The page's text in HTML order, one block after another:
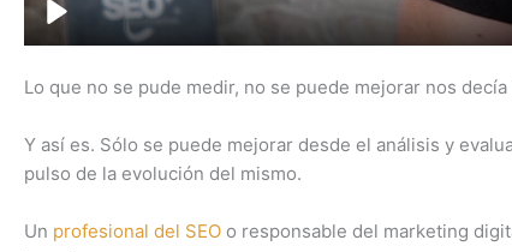
Lo que no se pude medir, no se puede mejorar nos
Y así es. Sólo se puede mejorar desde el análisis y
pulso de la evolución del mismo.
Un profesional del SEO o responsable del marketing